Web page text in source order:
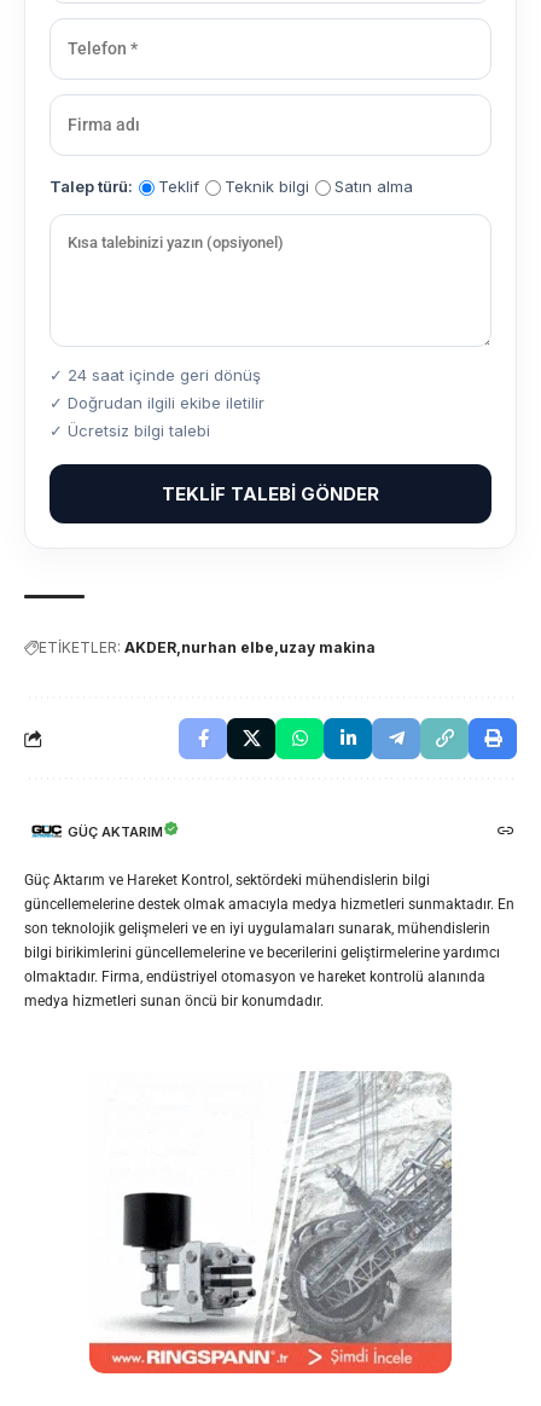
Talep türü: Teklif Teknik bilgi Satın alma
✓ 24 saat içinde geri dönüş
✓ Doğrudan ilgili ekibe iletilir
✓ Ücretsiz bilgi talebi
TEKLIF TALEBI GÖNDER
ETİKETLER: AKDER nurhan elbe uzay makina
GÜÇ AKTARIM
Güç Aktarım ve Hareket Kontrol, sektördeki mühendislerin bilgi
güncellemelerine destek olmak amacıyla medya hizmetleri sunmaktadır. En
son teknolojik gelişmeleri ve en iyi uygulamaları sunarak, mühendislerin
bilgi birikimlerini güncellemelerine ve becerilerini geliştirmelerine yardımcı
olmaktadır. Firma, endüstriyel otomasyon ve hareket kontrolü alanında
medya hizmetleri sunan öncü bir konumdadır.